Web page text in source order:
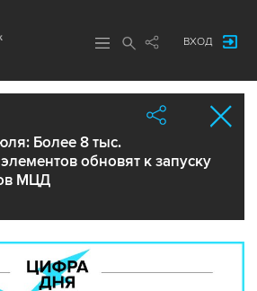
ВХОД
Более 8 тыс.
обновят к запуску
МЦД